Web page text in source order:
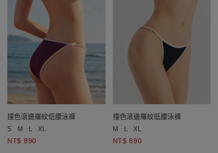
撞色滾邊羅紋低腰泳褲
S M L XL
NT$ 890
撞色滾邊羅紋低腰泳褲
M L XL
NT$ 890